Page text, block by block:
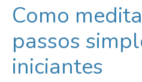
Como
passos
iniciantes